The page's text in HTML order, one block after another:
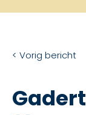
< Vorig bericht